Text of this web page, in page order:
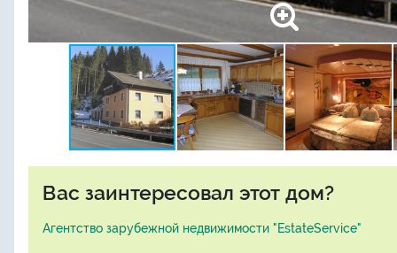
Вас заинтересовал этот дом?
Агентство зарубежной недвижимости "EstateService"